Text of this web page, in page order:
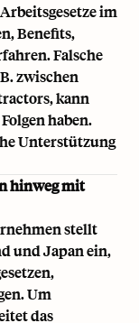
im
Benefits,
Falsche
zwischen
kann
haben.
Unterstützung
hinweg mit
stellt
undJapanein,
Um
das